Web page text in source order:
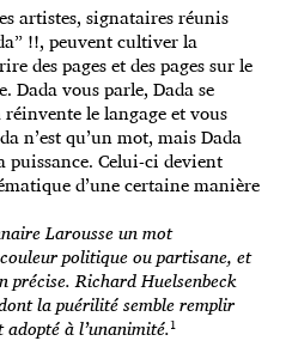
artistes, signataires réunis
!!, peuvent cultiver la
des pages et des pages sur le
Dada vous parle, Dada se
le langage et vous
n’est qu’un mot, mais Dada
puissance. Celui-ci devient
d’une certaine manière
Larousse un mot
politique ou partisane, et
précise. Richard Huelsenbeck
la puérilité semble remplir
à l’unanimité.¹